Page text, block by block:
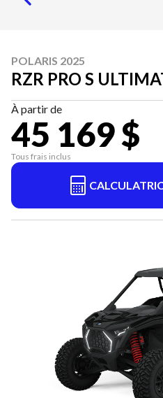
POLARIS 2025
RZR PRO S
À partir de
45 169 $
Tous frais inclus